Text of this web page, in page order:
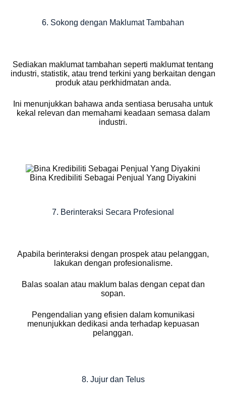
6. Sokong dengan Maklumat Tambahan
Sediakan maklumat tambahan seperti maklumat tentang
industri, statistik, atau trend terkini yang berkaitan dengan
produk atau perkhidmatan anda.
Ini menunjukkan bahawa anda sentiasa berusaha untuk
kekal relevan dan memahami keadaan semasa dalam
industri.
Bina Kredibiliti Sebagai Penjual Yang Diyakini
7. Berinteraksi Secara Profesional
Apabila berinteraksi dengan prospek atau pelanggan,
lakukan dengan profesionalisme.
Balas soalan atau maklum balas dengan cepat dan
sopan.
Pengendalian yang efisien dalam komunikasi
menunjukkan dedikasi anda terhadap kepuasan
pelanggan.
8. Jujur dan Telus